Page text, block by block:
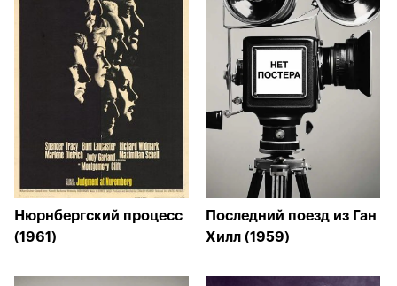
Нюрнбергский процесс
(1961)
Последний поезд из Ган
Хилл (1959)